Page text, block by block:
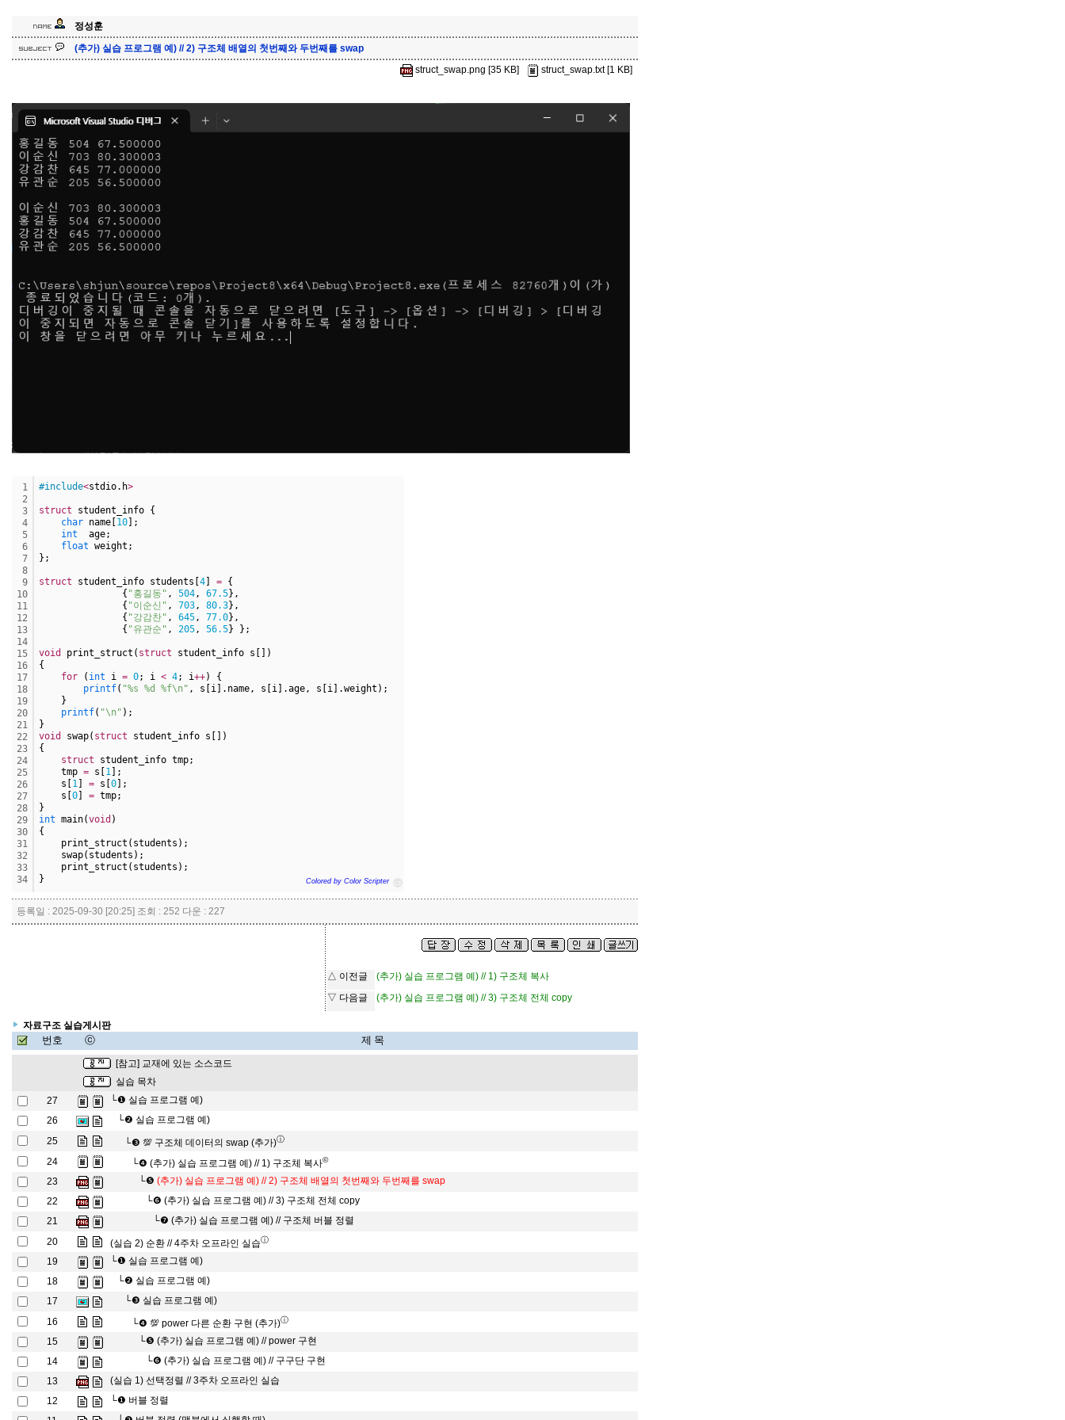
정성훈
(추가) 실습 프로그램 예) // 2) 구조체 배열의 첫번째와 두번째를 swap
struct_swap.png [35 KB]
struct_swap.txt [1 KB]
1
2
3
4
5
6
7
8
9
10
11
12
13
14
15
16
17
18
19
20
21
22
23
24
25
26
27
28
29
30
31
32
33
34
#include<stdio.h>
struct student_info {
char name[ 10 ];
int age;
float weight;
};
struct student_info students[ 4 = {
{ "홍길동" , 504, 67.5},
{ "이순신" , 703, 80.3},
{ "강감찬" , 645, 77.0},
{ "유관순" , 205, 56.5} };
void print_struct( struct student_info s[])
{
for ( int i = 0; i < 4; i++) {
printf( "%s %d %f\n" , s[i].name, s[i].age, s[i].weight);
}
printf( "\n" );
}
void
swap( struct student_info s[])
{
struct student_info tmp;
tmp = s[ 1 ];
s[ 1 = s[ 0 ];
s[ 0 = tmp;
}
int main(void )
{
print_struct(students);
swap(students);
print_struct(students);
}
Colored by Color Scripter
등록일 : 2025-09-30 [20:25] 조회 : 252 다운 : 227
△ 이전글
(추가) 실습 프로그램 예) // 1) 구조체 복사
▽ 다음글
(추가) 실습 프로그램 예) // 3) 구조체 전체 copy
자료구조 실습게시판
번호 ⓒ 제 목
[참고] 교재에 있는 소스코드
실습 목차
27
└❶ 실습 프로그램 예)
26
└❷ 실습 프로그램 예)
25
└❸ 💯 구조체 데이터의 swap (추가)ⓘ
24 └❹ (추가) 실습 프로그램 예) // 1) 구조체 복사©
23 └❺ (추가) 실습 프로그램 예) // 2) 구조체 배열의 첫번째와 두번째를 swap
22
└❻ (추가) 실습 프로그램 예) // 3) 구조체 전체 copy
21
└❼ (추가) 실습 프로그램 예) // 구조체 버블 정렬
20
(실습 2) 순환 // 4주차 오프라인 실습ⓘ
19 └❶ 실습 프로그램 예)
18
└❷ 실습 프로그램 예)
17
└❸ 실습 프로그램 예)
16
└❹ 💯 power 다른 순환 구현 (추가)ⓘ
15 └❺ (추가) 실습 프로그램 예) // power 구현
14
└❻ (추가) 실습 프로그램 예) // 구구단 구현
13
(실습 1) 선택정렬 // 3주차 오프라인 실습
12
└❶ 버블 정렬